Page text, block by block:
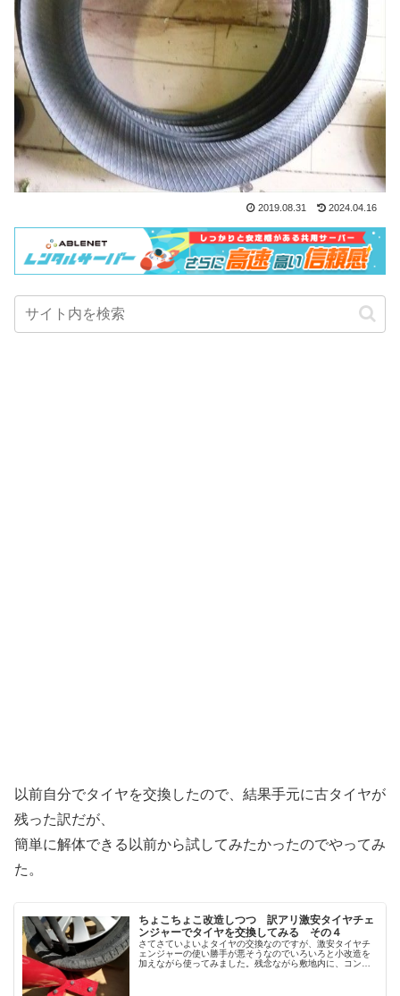
2019.08.31 2024.04.16
以前自分でタイヤを交換したので、結果手元に古タイヤが
残った訳だが、
簡単に解体できる以前から試してみたかったのでやってみ
た。
ちょこちょこ改造しつつ 訳アリ激安タイヤチェ
ンジャーでタイヤを交換してみる その４
さてさていよいよタイヤの交換なのですが、激安タイヤチ
ェンジャーの使い勝手が悪そうなのでいろいろと小改造を
加えながら使ってみました。残念ながら敷地内に、コンク